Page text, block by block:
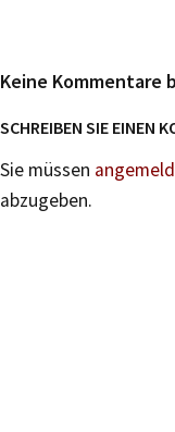
Keine Kommentare
SCHREIBEN SIE EINEN
Sie müssen
abzugeben.